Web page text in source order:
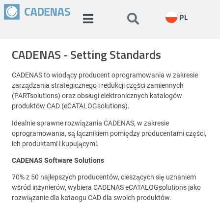
PL
CADENAS - Setting Standards
CADENAS to wiodący producent oprogramowania w zakresie
zarządzania strategicznego i redukcji części zamiennych
(PARTsolutions) oraz obsługi elektronicznych katalogów
produktów CAD (eCATALOGsolutions).
Idealnie sprawne rozwiązania CADENAS, w zakresie
oprogramowania, są łącznikiem pomiędzy producentami części,
ich produktami i kupującymi.
CADENAS Software Solutions
70% z 50 najlepszych producentów, cieszących się uznaniem
wśród inżynierów, wybiera CADENAS eCATALOGsolutions jako
rozwiązanie dla kataogu CAD dla swoich produktów.